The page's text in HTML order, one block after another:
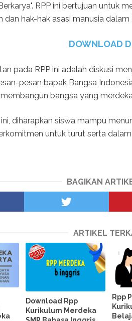
RPP ini bertujuan untuk
dan hak-hak asasi manusia
DOWNLOAD
pada RPP ini adalah diskusi
pesan bapak Bangsa
bangsa yang
diharapkan siswa mampu
untuk turut serta
BAGIKAN
ARTIKEL
Download Rpp
Kurikulum Merdeka
Rpp